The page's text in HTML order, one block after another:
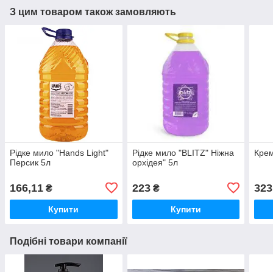
З цим товаром також замовляють
Рідке мило "Hands Light"
Пepcик 5л
166,11 ₴
Купити
Рідке мило "BLITZ" Ніжна
орхідея" 5л
223₴
Купити
323
Подібні товари компанії